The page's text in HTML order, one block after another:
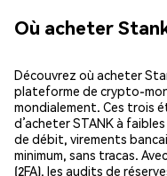
Où acheter
Découvrez où acheter
plateforme de crypto-
mondialement. Ces trois
d’acheter STANK à
de débit, virements
minimum, sans tracas.
(2FA), les audits de